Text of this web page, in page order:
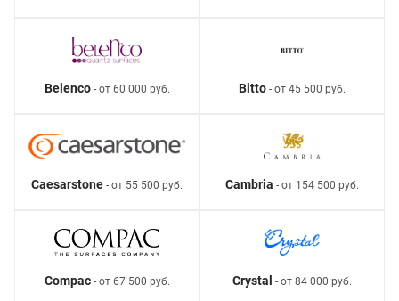
Belenco- от 60 000 руб. Bitto - от 45 500 руб.
Caesarstone - от 55 500 руб. Cambria - от 154 500 руб.
Compac- от 67 500 руб. Crystal - от 84 000 руб.